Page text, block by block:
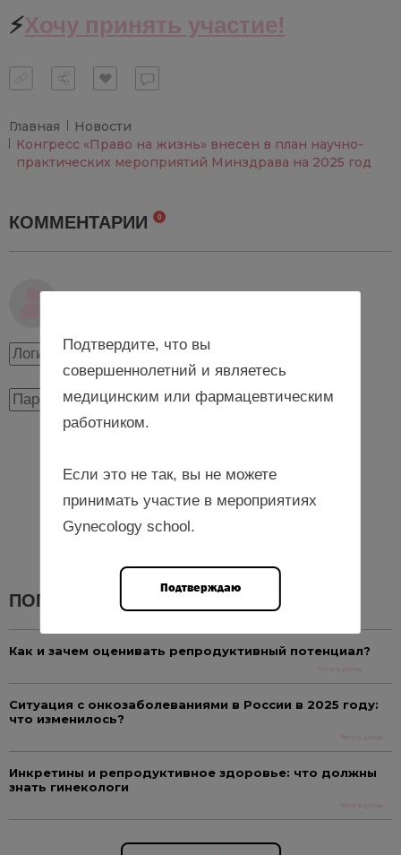
⚡️Хочу принять участие!
Главная
Новости
Конгресс «Право на жизнь» внесен в план научно-
практических мероприятий Минздрава на 2025 год
КОММЕНТАРИИ 0
ПОПУЛЯРНЫЕ НОВОСТИ
Как и зачем оценивать репродуктивный потенциал?
Читать далее
Ситуация с онкозаболеваниями в России в 2025 году:
что изменилось?
Читать далее
Инкретины и репродуктивное здоровье: что должны
знать гинекологи
Читать далее
Подтвердите, что вы
совершеннолетний и являетесь
медицинским или фармацевтическим
работником.
Если это не так, вы не можете
принимать участие в мероприятиях
Gynecology school.
Подтверждаю